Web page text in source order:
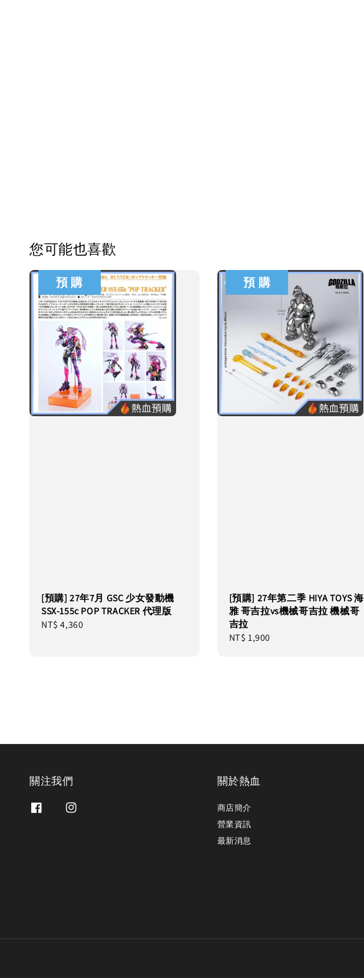
您可能也喜歡
預 購
[預購] 27年7月 GSC 少女發動機
SSX-155c POP TRACKER 代理版
Regular
NT$ 4,360
預 購
[預購] 27年第二季 HIYA TOYS 海
雅 哥吉拉vs機械哥吉拉 機械哥
吉拉
Regular
NT$ 1,900
關注我們 關於熱血
商店簡介
營業資訊
最新消息